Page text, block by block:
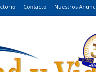
Contacto Nuestros